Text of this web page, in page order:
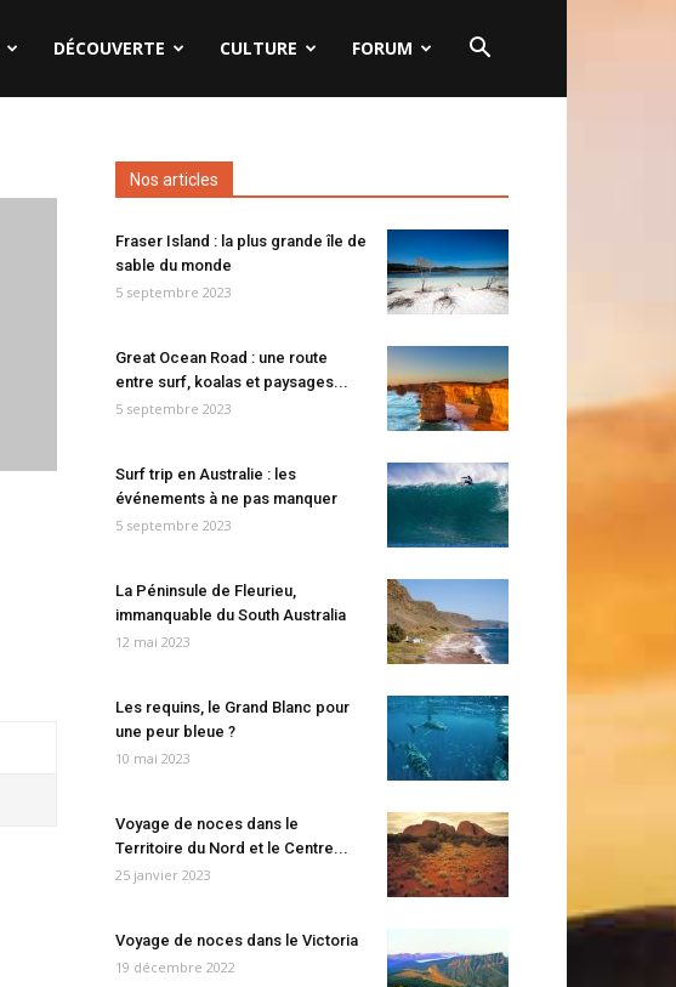
DÉCOUVERTE CULTURE FORUM
Nos articles
Fraser Island : la plus grande île de
sable du monde
5 septembre 2023
Great Ocean Road : une route
entre surf, koalas et paysages...
5 septembre 2023
Surf trip en Australie : les
événements à ne pas manquer
5 septembre 2023
La Péninsule de Fleurieu,
immanquable du South Australia
12 mai 2023
Les requins, le Grand Blanc pour
une peur bleue ?
10 mai 2023
Voyage de noces dans le
Territoire du Nord et le Centre...
25 janvier 2023
Voyage de noces dans le Victoria
19 décembre 2022